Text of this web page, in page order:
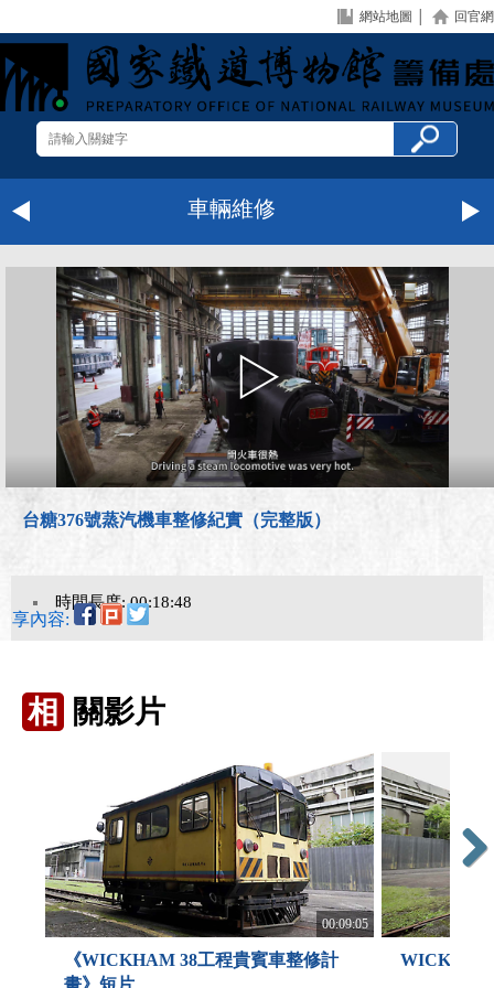
網站地圖 回官網
車輛維修
台糖376號蒸汽機車整修紀實（完整版）
時間長度: 00:18:48
享內容:
相 關影片
00:09:05
《WICKHAM 38工程貴賓車整修計
畫》短片
WICKHAM